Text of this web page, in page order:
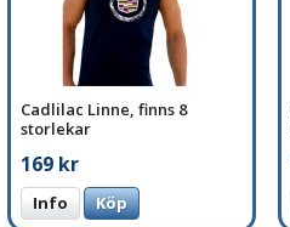
Cadlilac Linne, finns 8
storlekar
169 kr
Info Köp